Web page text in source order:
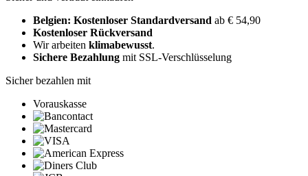
Belgien: Kostenloser Standardversand ab € 54,90
Kostenloser Rückversand
Wir arbeiten klimabewusst.
Sichere Bezahlung mit SSL-Verschlüsselung
Sicher bezahlen mit
Vorauskasse